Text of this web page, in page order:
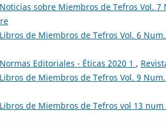
Noticias sobre Miembros de Tefros Vol. 7
Libros de Miembros de Tefros Vol. 6
Normas Editoriales - Éticas 2020 1 ,
Libros de Miembros de Tefros Vol. 9 Num.
Libros de Miembros de Tefros vol 13 num